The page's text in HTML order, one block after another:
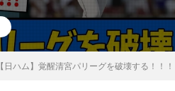
【日ハム】覚醒清宮パリーグを破壊する！！